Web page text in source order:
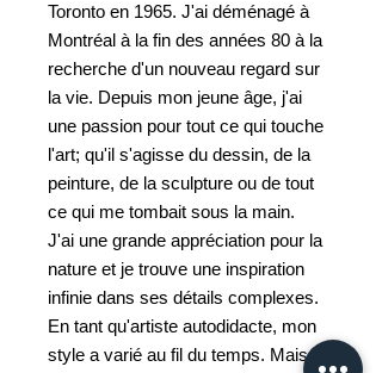
Toronto en 1965. J'ai déménagé à
Montréal à la fin des années 80 à la
recherche d'un nouveau regard sur
la vie. Depuis mon jeune âge, j'ai
une passion pour tout ce qui touche
l'art; qu'il s'agisse du dessin, de la
peinture, de la sculpture ou de tout
ce qui me tombait sous la main.
J'ai une grande appréciation pour la
nature et je trouve une inspiration
infinie dans ses détails complexes.
En tant qu'artiste autodidacte, mon
style a varié au fil du temps. Mais au